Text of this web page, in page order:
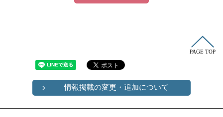
PAGE TOP
情報掲載の変更・追加について